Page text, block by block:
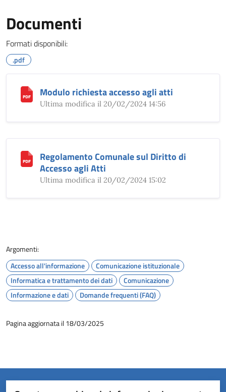
Documenti
Formati disponibili:
.pdf
Modulo richiesta accesso agli atti
Ultima modifica il 20/02/2024 14:56
Regolamento Comunale sul Diritto di
Accesso agli Atti
Ultima modifica il 20/02/2024 15:02
Argomenti:
Accesso all'informazione
Comunicazione istituzionale
Informatica e trattamento dei dati
Comunicazione
Informazione e dati
Domande frequenti (FAQ)
Pagina aggiornata il 18/03/2025